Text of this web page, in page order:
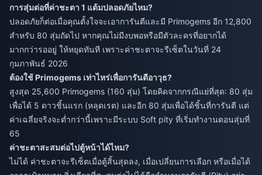
การสุ่มต่อที่ค่าชะตา 1 แต้มปลอดภัยไหม?
ปลอดภัยก็ต่อเมื่อคุณตั้งใจจะเอาการันตีและมี Primogems อีก 12,800
สำหรับ 80 สุ่มถัดไป หากคุณไม่มีงบพอหรือมีตัวละครที่อยากได้
มากกว่ารออยู่ ให้หยุดทันที เพราะค่าชะตาจะรีเซ็ตในวันที่ 24
กุมภาพันธ์ 2026
ต้องใช้ Primogems เท่าไหร่เพื่อการันตีอาวุธ?
สูงสุด 25,600 Primogems (160 สุ่ม) โดยคิดจากกรณีแย่ที่สุด: 80 สุ่ม
เพื่อได้ 5 ดาวชิ้นแรก (หลุดเรต) และอีก 80 สุ่มเพื่อได้ชิ้นที่การันตี แต่
ค่าเฉลี่ยจริงจะต่ำกว่านี้เพราะมีระบบ Soft pity ที่เริ่มทำงานตอนสุ่มที่
65
ค่าชะตาสะสมต่อไปตู้หน้าได้ไหม?
ไม่ได้ ค่าชะตาจะรีเซ็ตเมื่อตู้สิ้นสุดลง, เมื่อเปลี่ยนการเลือก หรือเมื่อได้